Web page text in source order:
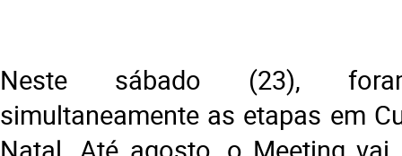
Neste sábado (23),
simultaneamente as etapas em